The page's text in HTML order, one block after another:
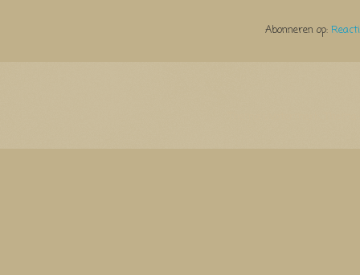
Abonneren op: